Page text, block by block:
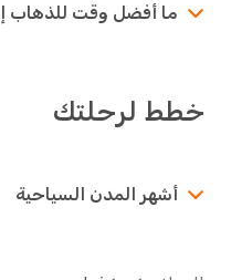
ما أفضل وقت للذهاب
خطط لرحلتك
أشهر المدن السياحية